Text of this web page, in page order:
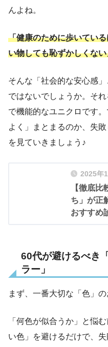
んよね。
「健康のために歩いてい
い物しても恥ずかしくな
そんな「社会的な安心感
ではないでしょうか。そ
で機能的なユニクロです
よく」まとまるのか、失
を見ていきましょう♪
2025年
【徹底
ち」が正
おすすめ
60代が避けるべき
ラー」
まず、一番大切な「色」の
「何色が似合うか」と悩
い色」を避けるだけで、